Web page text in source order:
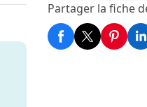
Partager la fiche